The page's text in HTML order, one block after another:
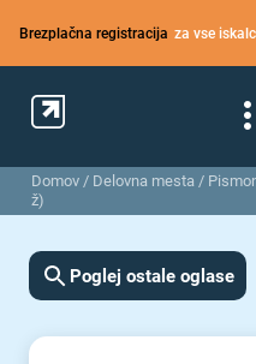
Brezplačna registracija za vse
Domov / Delovna mesta /
ž)
Poglej ostale oglase